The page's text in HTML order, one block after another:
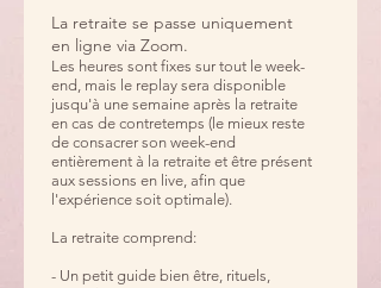
La retraite se passe uniquement
en ligne via Zoom.
Les heures sont fixes sur tout le week-
end, mais le replay sera disponible
jusqu'à une semaine après la retraite
en cas de contretemps (le mieux reste
de consacrer son week-end
entièrement à la retraite et être présent
aux sessions en live, afin que
l'expérience soit optimale).
La retraite comprend:
- Un petit guide bien être, rituels,